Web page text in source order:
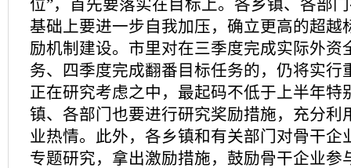
位”，首先要落实在目标上。各乡镇、各部
基础上要进一步自我加压，确立更高的超越
励机制建设。市里对在三季度完成实际外资
务、四季度完成翻番目标任务的，仍将实行
正在研究考虑之中，最起码不低于上半年特
镇、各部门也要进行研究奖励措施，充分利
业热情。此外，各乡镇和有关部门对骨干企
专题研究，拿出激励措施，鼓励骨干企业参